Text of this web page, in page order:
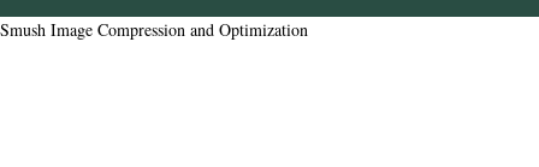
Smush Image Compression and Optimization